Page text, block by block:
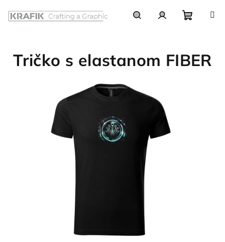
košík
Tričko s elastanom FIBER